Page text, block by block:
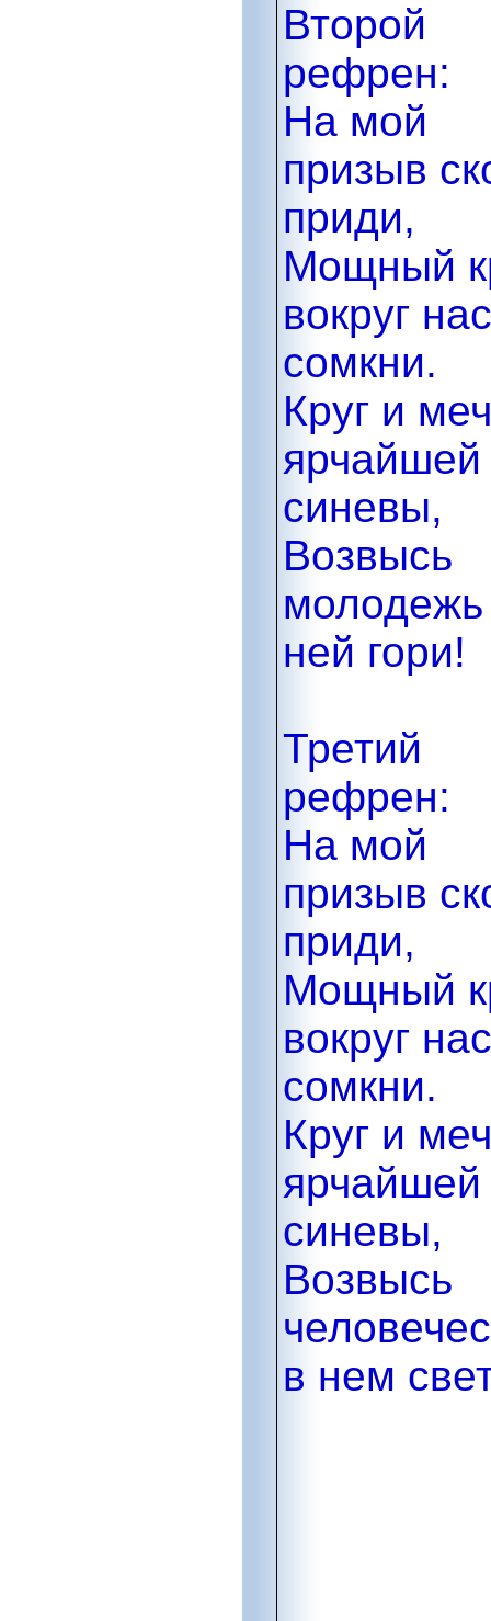
Второй
рефрен:
На мой
призыв
приди,
Мощный
вокруг нас
сомкни.
Круг и меч
ярчайшей
синевы,
Возвысь
ней гори!
Третий
рефрен:
На мой
призыв
приди,
Мощный
вокруг нас
сомкни.
Круг и меч
ярчайшей
синевы,
Возвысь
в нем